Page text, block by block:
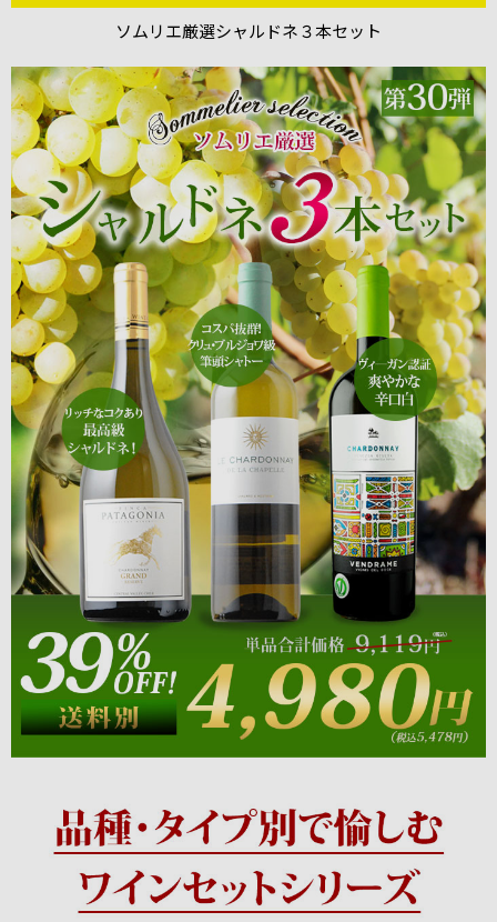
ソムリエ厳選シャルドネ３本セット